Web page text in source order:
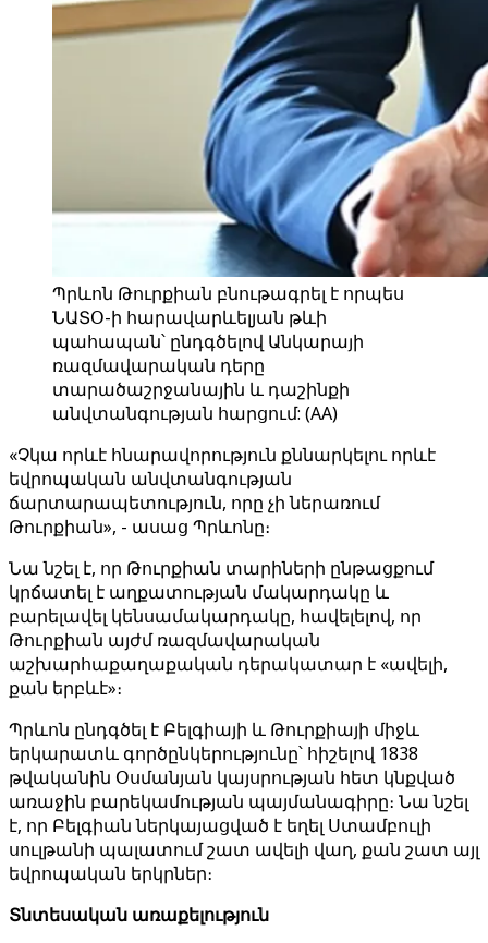
Պրևոն Թուրքիան բնութագրել է որպես
ՆԱՏՕ-ի հարավարևելյան թևի
պահապան՝ ընդգծելով Անկարայի
ռազմավարական դերը
տարածաշրջանային և դաշինքի
անվտանգության հարցում: (AA)
«Չկա որևէ հնարավորություն քննարկելու որևէ
եվրոպական անվտանգության
ճարտարապետություն, որը չի ներառում
Թուրքիան», - ասաց Պրևոնը։
Նա նշել է, որ Թուրքիան տարիների ընթացքում
կրճատել է աղքատության մակարդակը և
բարելավել կենսամակարդակը, հավելելով, որ
Թուրքիան այժմ ռազմավարական
աշխարհաքաղաքական դերակատար է «ավելի,
քան երբևէ»։
Պրևոն ընդգծել է Բելգիայի և Թուրքիայի միջև
երկարատև գործընկերությունը՝ հիշելով 1838
թվականին Օսմանյան կայսրության հետ կնքված
առաջին բարեկամության պայմանագիրը։ Նա նշել
է, որ Բելգիան ներկայացված է եղել Ստամբուլի
սուլթանի պալատում շատ ավելի վաղ, քան շատ այլ
եվրոպական երկրներ։
Տնտեսական առաքելություն